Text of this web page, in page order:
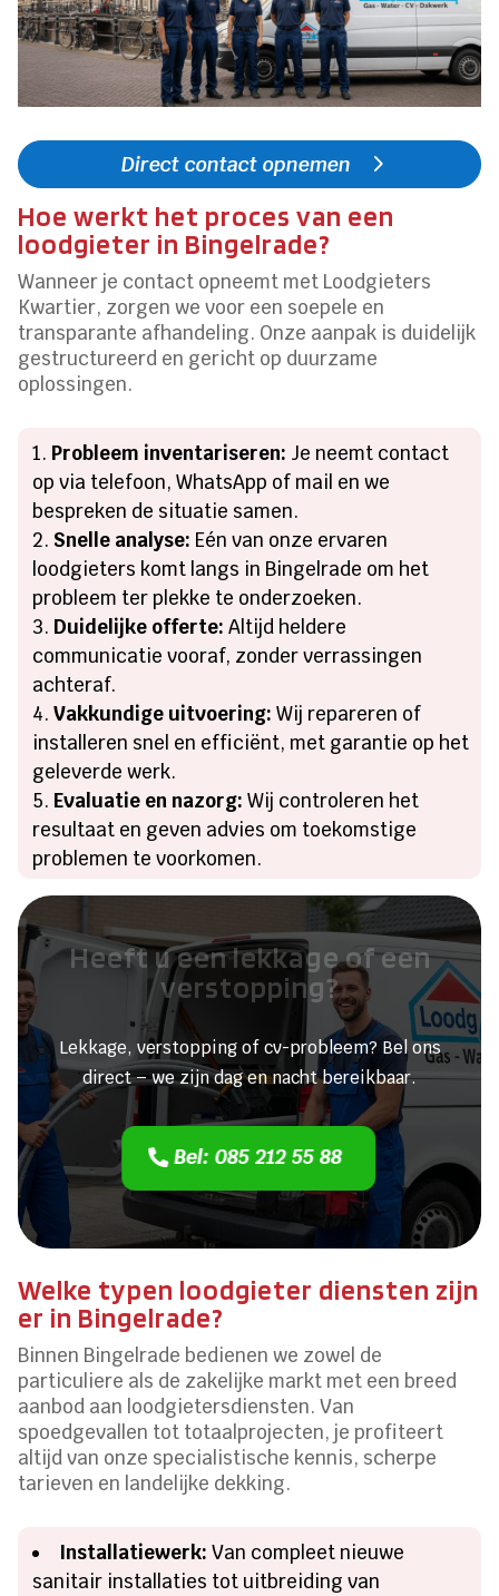
Direct contact opnemen
Hoe werkt het proces van een
loodgieter in Bingelrade?
Wanneer je contact opneemt met Loodgieters
Kwartier, zorgen we voor een soepele en
transparante afhandeling. Onze aanpak is duidelijk
gestructureerd en gericht op duurzame
oplossingen.
Probleem inventariseren: Je neemt contact
op via telefoon, WhatsApp of mail en we
bespreken de situatie samen.
Snelle analyse: Eén van onze ervaren
loodgieters komt langs in Bingelrade om het
probleem ter plekke te onderzoeken.
Duidelijke offerte: Altijd heldere
communicatie vooraf, zonder verrassingen
achteraf.
Vakkundige uitvoering: Wij repareren of
installeren snel en efficiënt, met garantie op het
geleverde werk.
Evaluatie en nazorg: Wij controleren het
resultaat en geven advies om toekomstige
problemen te voorkomen.
Heeft u een lekkage of een
verstopping?
Lekkage, verstopping of cv-probleem? Bel ons
direct – we zijn dag en nacht bereikbaar.
Bel: 085 212 55 88
Welke typen loodgieter diensten zijn
er in Bingelrade?
Binnen Bingelrade bedienen we zowel de
particuliere als de zakelijke markt met een breed
aanbod aan loodgietersdiensten. Van
spoedgevallen tot totaalprojecten, je profiteert
altijd van onze specialistische kennis, scherpe
tarieven en landelijke dekking.
Installatiewerk: Van compleet nieuwe
sanitair installaties tot uitbreiding van